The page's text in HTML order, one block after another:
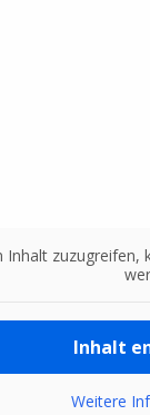
Inhalt
Inhalt
Weitere